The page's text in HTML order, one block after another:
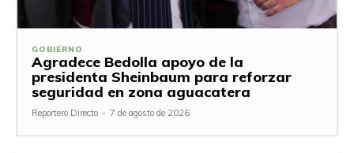
GOBIERNO
Agradece Bedolla apoyo de la
presidenta Sheinbaum para reforzar
seguridad en zona aguacatera
Reportero Directo - 7 de agosto de 2026